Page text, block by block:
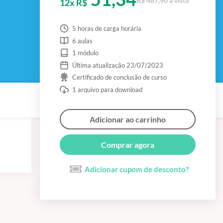
12x R$
5 horas de carga horária
6 aulas
1 módulo
Última atualização 23/07/2023
Certificado de conclusão de curso
1 arquivo para download
Adicionar ao carrinho
Comprar agora
Adicionar cupom de desconto?